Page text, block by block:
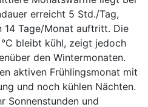
erreicht 5 Std./Tag,
14 Tage/Monat auftritt. Die
bleibt kühl, zeigt jedoch
den Wintermonaten.
aktiven Frühlingsmonat mit
und noch kühlen Nächten.
Sonnenstunden und